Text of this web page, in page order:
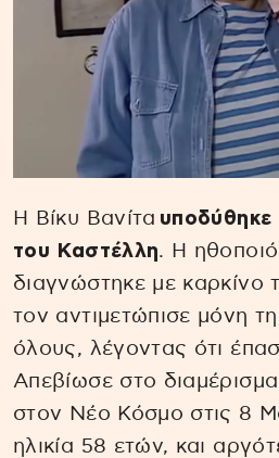
Η Βίκυ Βανίτα υποδύθηκε
του Καστέλλη. Η
διαγνώστηκε με καρκίνο
τον αντιμετώπισε μόνη
όλους, λέγοντας ότι
Απεβίωσε στο
στον Νέο Κόσμο στις 8
ηλικία 58 ετών, και